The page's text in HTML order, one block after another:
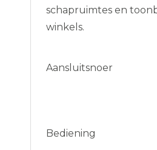
schapruimtes en
winkels.
Aansluitsnoer
Bediening